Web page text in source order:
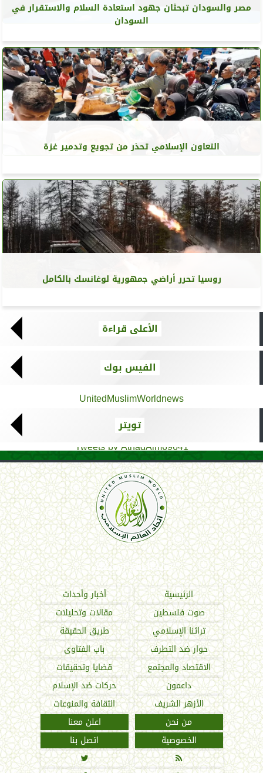
مصر والسودان تبحثان جهود استعادة السلام والاستقرار في
السودان
التعاون الإسلامي تحذر من تجويع وتدمير غزة
روسيا تحرر أراضي جمهورية لوغانسك بالكامل
الأعلى قراءة
الفيس بوك
UnitedMuslimWorldnews
تويتر
Tweets by AthadAlm69641
اتحاد العالم الإسلامي
الرئيسية
أخبار وأحداث
صوت فلسطين
مقالات وتحليلات
تراثنا الإسلامي
طريق الحقيقة
حوار ضد التطرف
باب الفتاوى
الاقتصاد والمجتمع
قضايا وتحقيقات
داعمون
حركات ضد الإسلام
الأزهر الشريف
الثقافة والمنوعات
من نحن
اعلن معنا
الخصوصية
اتصل بنا

